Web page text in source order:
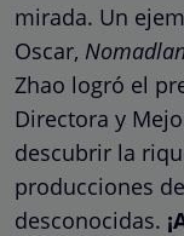
mirada. Un
Oscar,
Zhao logró el
Directora y
descubrir la
producciones
desconocidas.